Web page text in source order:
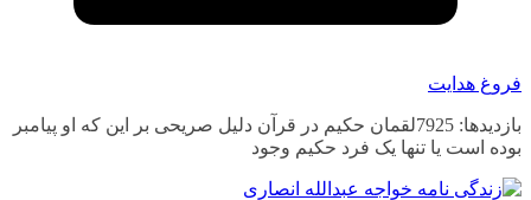
فروغ هدایت
بازدیدها: 7925لقمان حکیم در قرآن دلیل صریحی بر این که او پیامبر
بوده است یا تنها یک فرد حکیم وجود